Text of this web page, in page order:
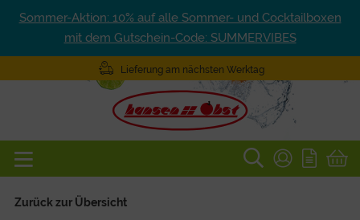
Sommer-Aktion: 10% auf alle Sommer- und Cocktailboxen
mit dem Gutschein-Code: SUMMERVIBES
Lieferung am nächsten Werktag
Zurück zur Übersicht